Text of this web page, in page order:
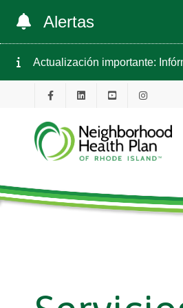
Alertas
Actualización importante: